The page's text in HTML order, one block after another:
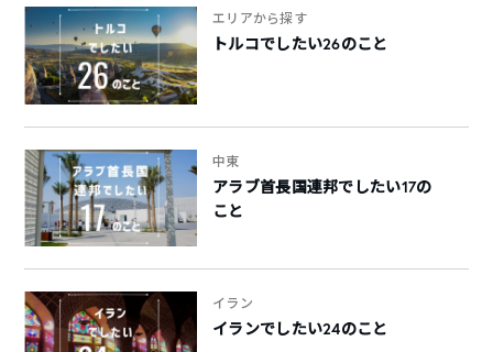
エリアから探す
トルコでしたい26のこと
中東
アラブ首長国連邦でしたい17の
こと
イラン
イランでしたい24のこと